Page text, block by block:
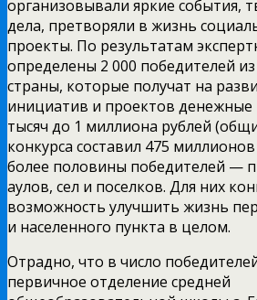
организовывали яркие события,
дела, претворяли в жизнь
проекты. По результатам
определены 2 000 победителей
страны, которые получат на
инициатив и проектов денежные
тысяч до 1 миллиона рублей
конкурса составил 475
более половины победителей —
аулов, сел и поселков. Для них
возможность улучшить жизнь
и населенного пункта в целом.
Отрадно, что в число
первичное отделение средней